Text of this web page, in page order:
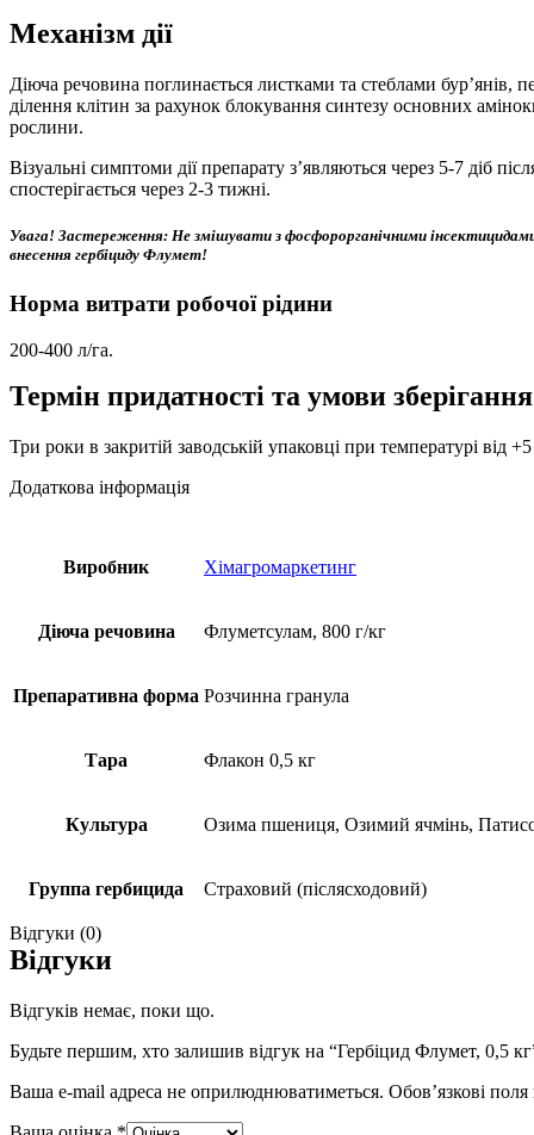
Механізм дії
Діюча речовина поглинається листками та стеблами бур’янів,
ділення клітин за рахунок блокування синтезу основних
рослини.
Візуальні симптоми дії препарату з’являються через 5-7 діб
спостерігається через 2-3 тижні.
Увага! Застереження: Не змішувати з фосфорорганічними
внесення гербіциду Флумет!
Норма витрати робочої рідини
200-400 л/га.
Термін придатності та умови
Три роки в закритій заводській упаковці при температурі від
Додаткова інформація
Виробник Хімагромаркетинг
Діюча речовина Флуметсулам, 800 г/кг
Препаративна форма Розчинна гранула
Тара Флакон 0,5 кг
Культура Озима пшениця, Озимий ячмінь,
Группа гербицида Страховий (післясходовий)
Відгуки (0)
Відгуки
Відгуків немає, поки що.
Будьте першим, хто залишив відгук на “Гербіцид Флумет, 0,5
Ваша e-mail адреса не оприлюднюватиметься. Обов’язкові